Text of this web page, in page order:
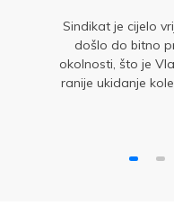
Sindikat je cijelo
došlo do bitno
okolnosti, što je
ranije ukidanje